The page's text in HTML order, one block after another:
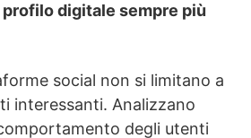
digitale sempre più
social non si limitano a
interessanti. Analizzano
degli utenti